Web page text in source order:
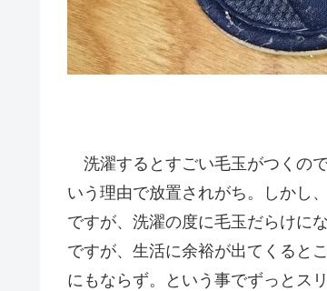
洗濯するとすごい毛玉がつくの
いう理由で放置されがち。しかし
ですが、洗濯の度に毛玉だらけに
ですが、生活に余裕が出てくると
にもならず。という事でずっとス